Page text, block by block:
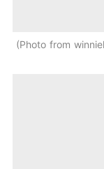
Photo from